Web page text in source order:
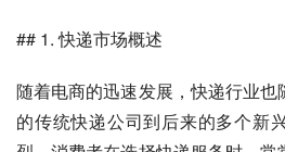
## 1. 快递市场概述
随着电商的迅速发展，快递行业
的传统快递公司到后来的多个新